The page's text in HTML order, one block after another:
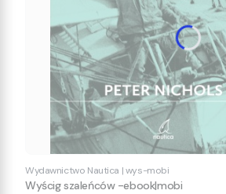
Wydawnictwo Nautica |wys-mobi
Wyścig szaleńców -ebook|mobi